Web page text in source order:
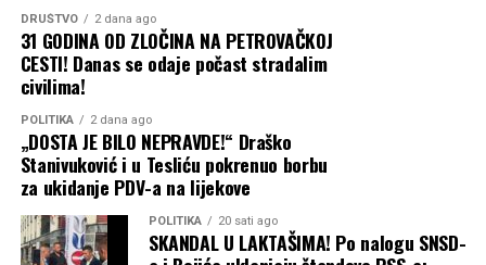
(BN) Foto: BN
DRUŠTVO 2 dana ago
31 GODINA OD ZLOČINA NA PETROVAČKOJ
CESTI! Danas se odaje počast stradalim
civilima!
POLITIKA 2 dana ago
„DOSTA JE BILO NEPRAVDE!“ Draško
Stanivuković i u Tesliću pokrenuo borbu
za ukidanje PDV-a na lijekove
POLITIKA 20 sati ago
SKANDAL U LAKTAŠIMA! Po nalogu SNSD-